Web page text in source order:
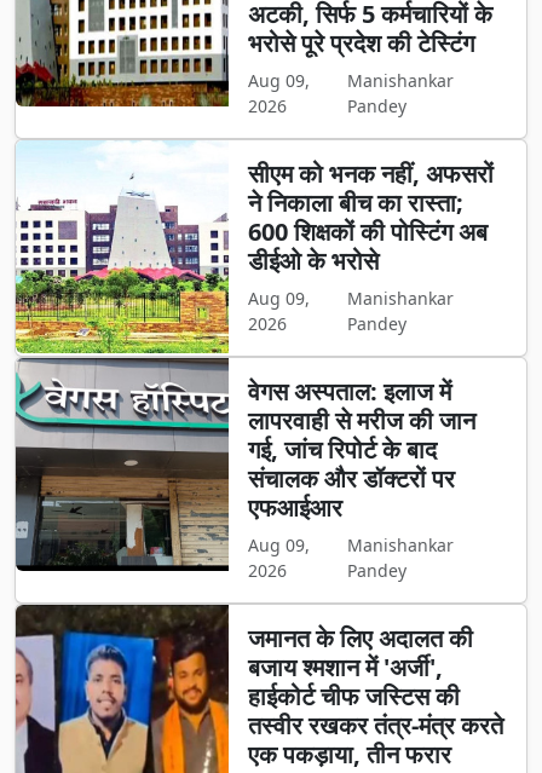
अटकी, सिर्फ 5 कर्मचारियों के
भरोसे पूरे प्रदेश की टेस्टिंग
Aug 09,
2026
Manishankar
Pandey
सीएम को भनक नहीं, अफसरों
ने निकाला बीच का रास्ता;
600 शिक्षकों की पोस्टिंग अब
डीईओ के भरोसे
Aug 09,
2026
Manishankar
Pandey
वेगस अस्पताल: इलाज में
लापरवाही से मरीज की जान
गई, जांच रिपोर्ट के बाद
संचालक और डॉक्टरों पर
एफआईआर
Aug 09,
2026
Manishankar
Pandey
जमानत के लिए अदालत की
बजाय श्मशान में 'अर्जी',
हाईकोर्ट चीफ जस्टिस की
तस्वीर रखकर तंत्र-मंत्र करते
एक पकड़ाया, तीन फरार